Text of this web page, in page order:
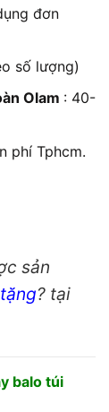
đơn
số lượng)
Olam : 40-
phí Tphcm.
sản
? tại
balo túi